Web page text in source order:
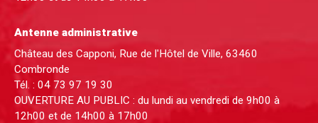
Antenne administrative
Château des Capponi, Rue de l'Hôtel de Ville, 63460
Combronde
Tél. : 04 73 97 19 30
OUVERTURE AU PUBLIC : du lundi au vendredi de 9h00 à
12h00 et de 14h00 à 17h00